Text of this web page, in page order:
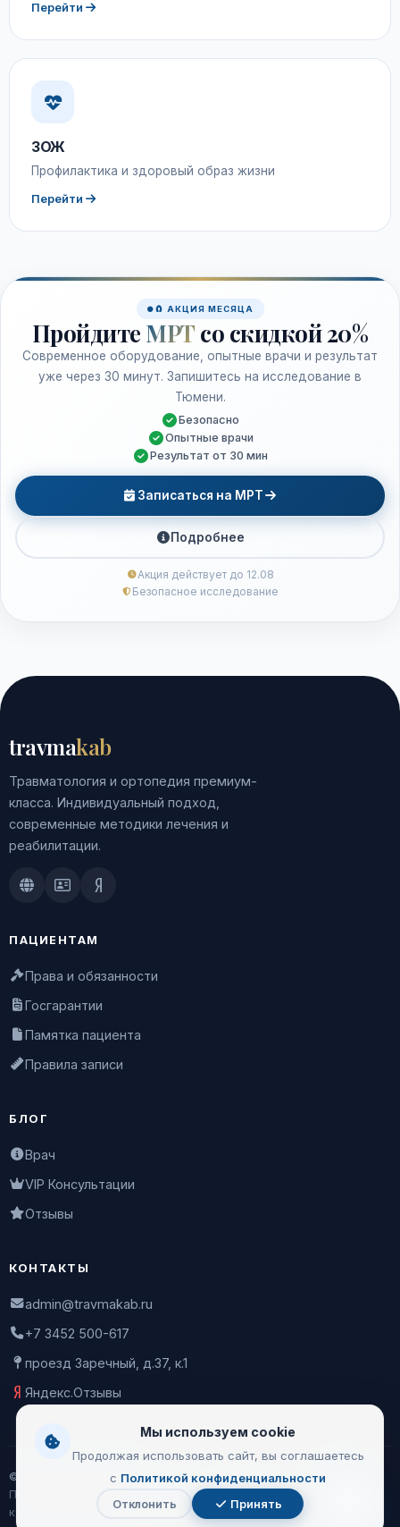
Перейти
ЗОЖ
Профилактика и здоровый образ жизни
Перейти
🧲 АКЦИЯ МЕСЯЦА
Пройдите МРТ со скидкой 20%
Современное оборудование, опытные врачи и результат
уже через 30 минут. Запишитесь на исследование в
Тюмени.
Безопасно
Опытные врачи
Результат от 30 мин
Записаться на МРТ
Подробнее
Акция действует до 12.08
Безопасное исследование
travmakab
Травматология и ортопедия премиум-
класса. Индивидуальный подход,
современные методики лечения и
реабилитации.
Doctu.ruПроДокторов
Яндекс.Здоровье
ПАЦИЕНТАМ
Права и обязанности
Госгарантии
Памятка пациента
Правила записи
БЛОГ
Врач
VIP Консультации
Отзывы
КОНТАКТЫ
admin@travmakab.ru
+7 3452 500-617
проезд Заречный, д.37, к.1
Яндекс.Отзывы
© 2026 Leontiev Clinic
Пользовательское соглашение
конфиденциальности
Мы используем cookie
Продолжая использовать сайт, вы соглашаетесь
с Политикой конфиденциальности
Отклонить Принять